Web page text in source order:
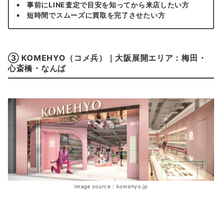
事前にLINE査定で目安を知ってから来店したい方
短時間でスムーズに買取を完了させたい方
③ KOMEHYO（コメ兵）｜大阪展開エリア：梅田・
心斎橋・なんば
image source : komehyo.jp